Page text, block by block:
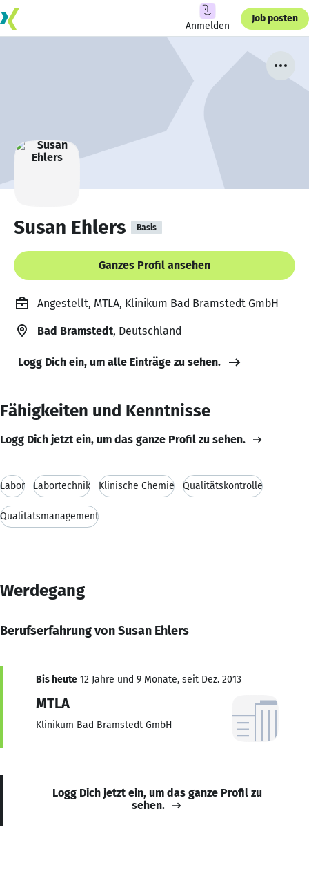
Anmelden
Job posten
Susan Ehlers Basis
Ganzes Profil ansehen
Angestellt, MTLA, Klinikum Bad Bramstedt GmbH
Bad Bramstedt, Deutschland
Logg Dich ein, um alle Einträge zu sehen.
Fähigkeiten und Kenntnisse
Logg Dich jetzt ein, um das ganze Profil zu sehen.
Labor Labortechnik Klinische Chemie Qualitätskontrolle
Qualitätsmanagement
Werdegang
Berufserfahrung von Susan Ehlers
Bis heute 12 Jahre und 9 Monate, seit Dez. 2013
MTLA
Klinikum Bad Bramstedt GmbH
Logg Dich jetzt ein, um das ganze Profil zu
sehen.